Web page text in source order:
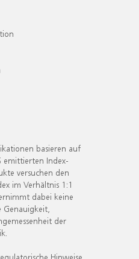
basieren auf
emittierten Index-
versuchen den
im Verhältnis 1:1
dabei keine
Genauigkeit,
der